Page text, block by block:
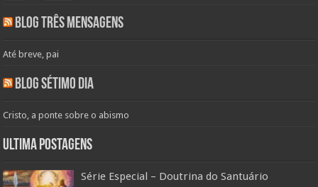
Blog Três Mensagens
Até breve, pai
Blog Sétimo Dia
Cristo, a ponte sobre o abismo
Ultima Postagens
Série Especial – Doutrina do Santuário